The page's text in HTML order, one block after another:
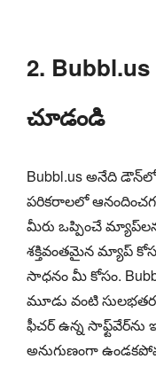
2.
చూడండి
Bubbl.us అనేది
పరికరాలలో
మీరు ఒప్పించే
శక్తివంతమైన మ్యాప్
సాధనం మీ కోసం.
మూడు వంటి
ఫీచర్ ఉన్న
అనుగుణంగా